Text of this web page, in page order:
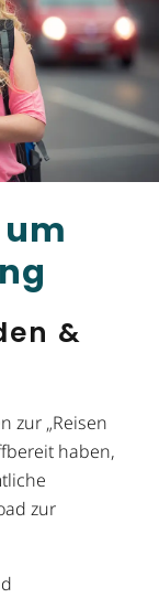
&
zur „Reisen
haben,
zur